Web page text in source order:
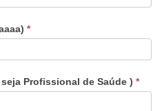
*
Profissional de Saúde ) *